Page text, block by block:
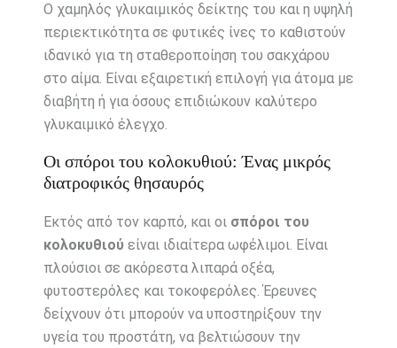
Ο χαμηλός γλυκαιμικός δείκτης του και η υψηλή
περιεκτικότητα σε φυτικές ίνες το καθιστούν
ιδανικό για τη σταθεροποίηση του σακχάρου
στο αίμα. Είναι εξαιρετική επιλογή για άτομα με
διαβήτη ή για όσους επιδιώκουν καλύτερο
γλυκαιμικό έλεγχο.
Οι σπόροι του κολοκυθιού: Ένας μικρός
διατροφικός θησαυρός
Εκτός από τον καρπό, και οι σπόροι του
κολοκυθιούείναι ιδιαίτερα ωφέλιμοι. Είναι
πλούσιοι σε ακόρεστα λιπαρά οξέα,
φυτοστερόλες και τοκοφερόλες. Έρευνες
δείχνουν ότι μπορούν να υποστηρίξουν την
υγεία του προστάτη, να βελτιώσουν την